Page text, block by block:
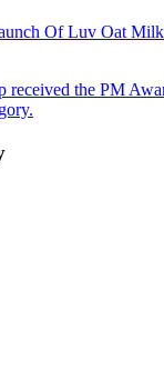
Of Luv Oat
received the PM